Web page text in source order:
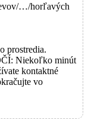
…/horľavých
prostredia.
Niekoľko minút
kontaktné
vo